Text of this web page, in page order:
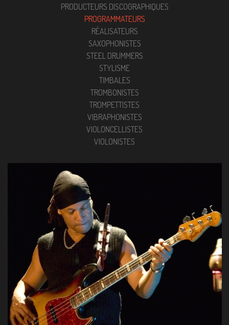
PRODUCTEURS DISCOGRAPHIQUES
PROGRAMMATEURS
RÉALISATEURS
SAXOPHONISTES
STEEL DRUMMERS
STYLISME
TIMBALES
TROMBONISTES
TROMPETTISTES
VIBRAPHONISTES
VIOLONCELLISTES
VIOLONISTES